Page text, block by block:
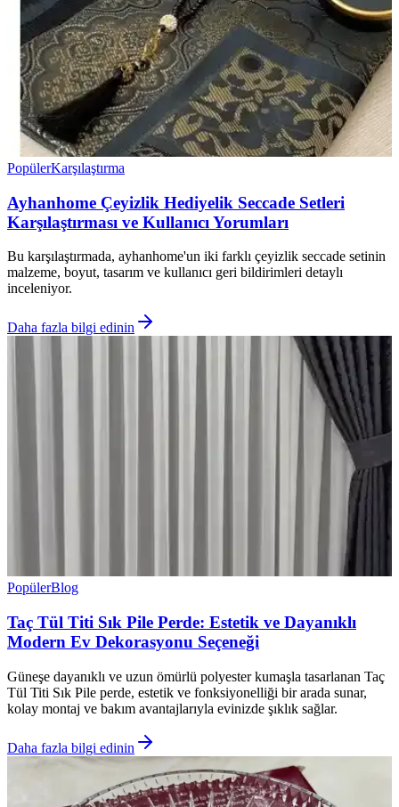
PopülerKarşılaştırma
Ayhanhome Çeyizlik Hediyelik Seccade Setleri
Karşılaştırması ve Kullanıcı Yorumları
Bu karşılaştırmada, ayhanhome'un iki farklı çeyizlik seccade setinin
malzeme, boyut, tasarım ve kullanıcı geri bildirimleri detaylı
inceleniyor.
Daha fazla bilgi edinin
PopülerBlog
Taç Tül Titi Sık Pile Perde: Estetik ve Dayanıklı
Modern Ev Dekorasyonu Seçeneği
Güneşe dayanıklı ve uzun ömürlü polyester kumaşla tasarlanan Taç
Tül Titi Sık Pile perde, estetik ve fonksiyonelliği bir arada sunar,
kolay montaj ve bakım avantajlarıyla evinizde şıklık sağlar.
Daha fazla bilgi edinin